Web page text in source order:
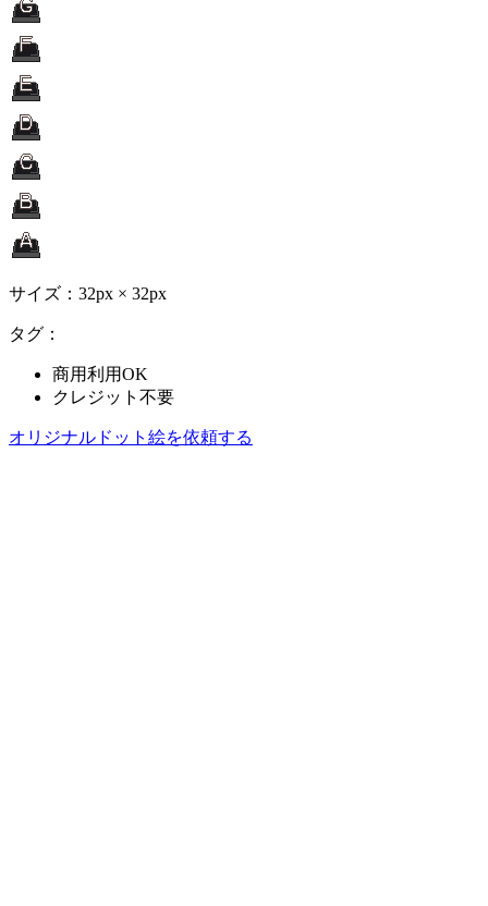
サイズ：32px × 32px
タグ：
商用利用OK
クレジット不要
オリジナルドット絵を依頼する